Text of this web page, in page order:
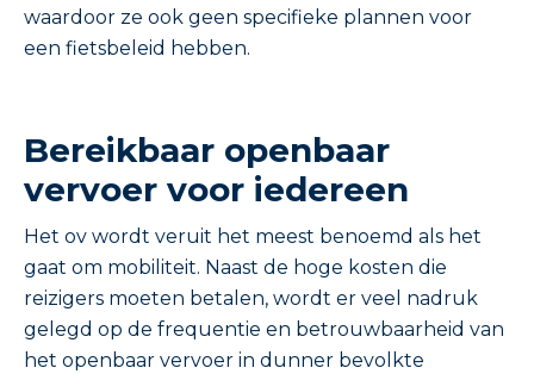
waardoor ze ook geen specifieke plannen voor
een fietsbeleid hebben.
Bereikbaar openbaar
vervoer voor iedereen
Het ov wordt veruit het meest benoemd als het
gaat om mobiliteit. Naast de hoge kosten die
reizigers moeten betalen, wordt er veel nadruk
gelegd op de frequentie en betrouwbaarheid van
het openbaar vervoer in dunner bevolkte